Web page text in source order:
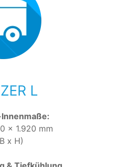
L
x 1.920 mm
x H)